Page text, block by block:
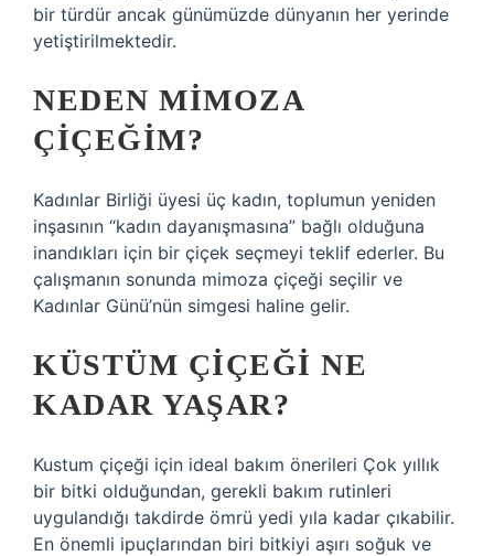
bir türdür ancak günümüzde dünyanın her yerinde
yetiştirilmektedir.
NEDEN MIMOZA
ÇIÇEĞIM?
Kadınlar Birliği üyesi üç kadın, toplumun yeniden
inşasının “kadın dayanışmasına” bağlı olduğuna
inandıkları için bir çiçek seçmeyi teklif ederler. Bu
çalışmanın sonunda mimoza çiçeği seçilir ve
Kadınlar Günü’nün simgesi haline gelir.
KÜSTÜM ÇIÇEĞI NE
KADAR YAŞAR?
Kustum çiçeği için ideal bakım önerileri Çok yıllık
bir bitki olduğundan, gerekli bakım rutinleri
uygulandığı takdirde ömrü yedi yıla kadar çıkabilir.
En önemli ipuçlarından biri bitkiyi aşırı soğuk ve